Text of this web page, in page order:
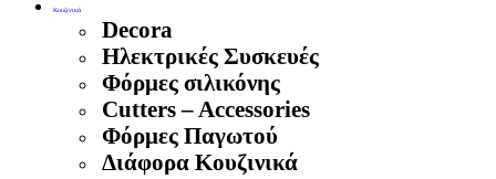
Κουζινικά
Decora
Ηλεκτρικές Συσκευές
Φόρμες σιλικόνης
Cutters – Accessories
Φόρμες Παγωτού
Διάφορα Κουζινικά